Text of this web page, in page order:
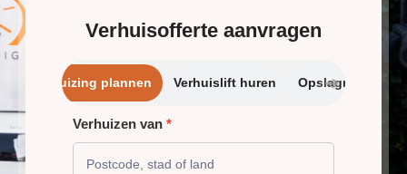
Verhuisofferte aanvragen
Verhuizing plannen Verhuislift huren
VERHUIZING
PLANNEN
Verhuizen van *
➔